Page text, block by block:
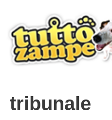
contenuto
tribunale